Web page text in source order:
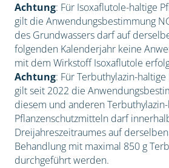
Achtung: Für Isoxaflutole-haltige
gilt die Anwendungsbestimmung
des Grundwassers darf auf
folgenden Kalenderjahr keine
mit dem Wirkstoff Isoxaflutole
Achtung: Für Terbuthylazin-
gilt seit 2022 die
diesem und anderen
Pflanzenschutzmitteln darf
Dreijahreszeitraumes auf
Behandlung mit maximal 850 g
durchgeführt werden.